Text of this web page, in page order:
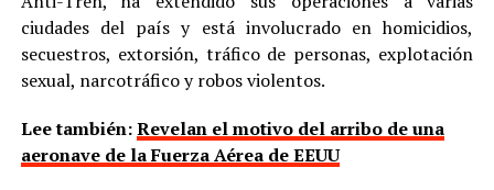
ciudades del país y está involucrado en homicidios,
secuestros, extorsión, tráfico de personas, explotación
sexual, narcotráfico y robos violentos.
Lee también:Revelan el motivo del arribo de una
aeronave de la Fuerza Aérea de EEUU